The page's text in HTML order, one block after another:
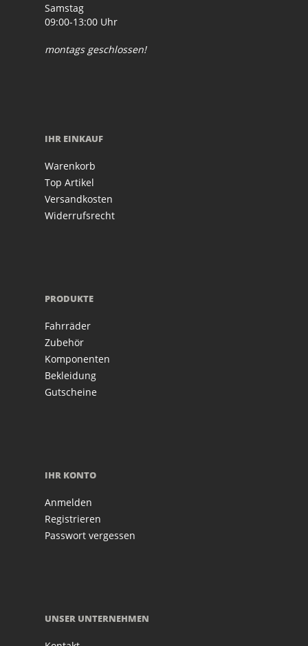
Samstag
09:00-13:00 Uhr
montags geschlossen!
IHR EINKAUF
Warenkorb
Top Artikel
Versandkosten
Widerrufsrecht
PRODUKTE
Fahrräder
Zubehör
Komponenten
Bekleidung
Gutscheine
IHR KONTO
Anmelden
Registrieren
Passwort vergessen
UNSER UNTERNEHMEN